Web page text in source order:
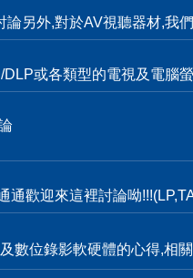
另外,對於AV視聽器材,我
或各類型的電視及電腦
歡迎來這裡討論呦
數位錄影軟硬體的心得,相